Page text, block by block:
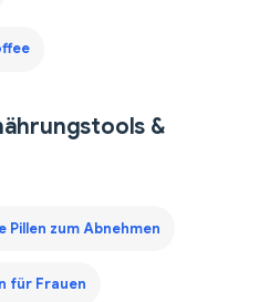
&
Pillen zum Abnehmen
für Frauen